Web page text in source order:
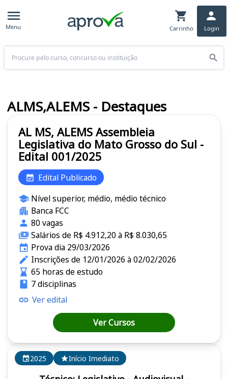
Menu Carrinho Login
Buscar
2025 Início Imediato
AL MS, ALEMS Assembleia
Legislativa do Mato Grosso do Sul -
Edital 001/2025
Edital Publicado
Nível superior, médio, médio técnico
Banca FCC
80 vagas
Salários de R$ 4.912,20 à R$ 8.030,65
Prova dia 29/03/2026
Inscrições de 12/01/2026 à 02/02/2026
65 horas de estudo
7 disciplinas
Ver edital
Ver Cursos
ALMS,ALEMS - Destaques